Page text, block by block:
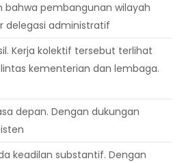
bahwa pembangunan wilayah
delegasi administratif
Kerja kolektif tersebut terlihat
kementerian dan lembaga.
depan. Dengan dukungan
keadilan substantif. Dengan